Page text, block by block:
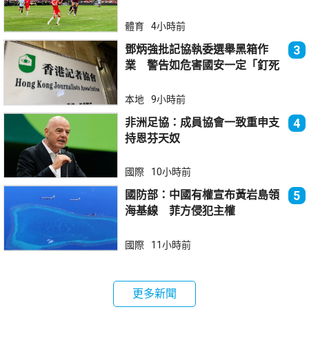
體育 4小時前
鄧炳強批記協執委選舉黑箱作
業 警告如危害國安一定「釘死
3
本地 9小時前
非洲足協：成員協會一致重申支
持恩芬天奴
4
國際 10小時前
國防部：中國有權宣布黃岩島領
海基線 菲方侵犯主權
5
國際 11小時前
更多新聞